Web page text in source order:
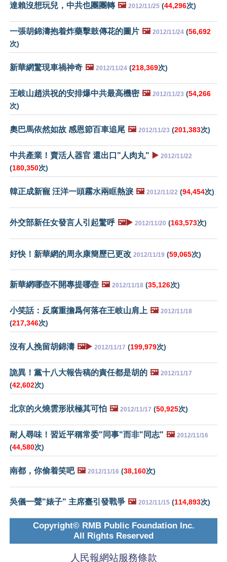
達賴沒想玩兒，中共也團團轉 🖼️ 2012/11/25 (44,296次)
一張胡錦濤抱着炸藥擊鼓傳花的圖片 🖼️ 2012/11/24 (56,692
次)
新華網驚現車禍神奇 🖼️ 2012/11/24 (218,369次)
王岐山趙洪祝的安排爆中共最高機密 🖼️ 2012/11/23 (54,266
次)
奧巴馬依然如故 感恩節百車追尾 🖼️ 2012/11/23 (201,383次)
中共產業！賣活人器官 還出口"人肉丸" ▶️ 2012/11/22
(180,350次)
韓正成新寵 汪洋一頭霧水兩眶熱淚 🖼️ 2012/11/22 (94,454次)
外交部新任女發言人引起驚呼 🖼️▶️ 2012/11/20 (163,573次)
好快！新華網的周永康簡歷已更改 2012/11/19 (59,065次)
新華網哪壺不開專提哪壺 🖼️ 2012/11/18 (35,126次)
小笑話：反腐重擔爲何落在王岐山肩上 🖼️ 2012/11/18
(217,346次)
沒有人挽留胡錦濤 🖼️▶️ 2012/11/17 (199,979次)
詭異！黨十八大報告稿的責任都是胡的 🖼️ 2012/11/17
(42,602次)
北京的火燒雲形狀極其可怕 🖼️ 2012/11/17 (50,925次)
耐人尋味！習近平稱常委"同事"而非"同志" 🖼️ 2012/11/16
(44,580次)
南都，你偷着笑吧 🖼️ 2012/11/16 (38,160次)
吳儀一聲"婊子" 主席臺引發戰爭 🖼️ 2012/11/15 (114,893次)
Copyright© RMB Public Foundation Inc.
All Rights Reserved
人民報網站服務條款